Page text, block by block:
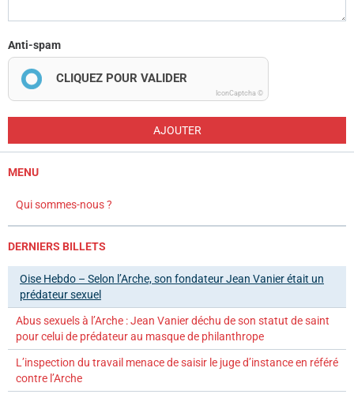
Anti-spam
CLIQUEZ POUR VALIDER
IconCaptcha ©
AJOUTER
MENU
Qui sommes-nous ?
DERNIERS BILLETS
Oise Hebdo – Selon l’Arche, son fondateur Jean Vanier était un
prédateur sexuel
Abus sexuels à l’Arche : Jean Vanier déchu de son statut de saint
pour celui de prédateur au masque de philanthrope
L’inspection du travail menace de saisir le juge d’instance en référé
contre l’Arche